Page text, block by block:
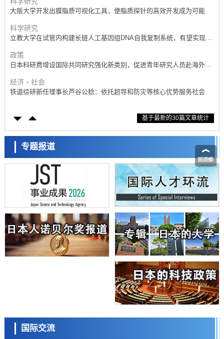
大阪大学开发出膜脂质可视化工具，使脂质探针的高效开发成为可能
科学研究
立教大学在试管内构建长链人工基因组DNA自我复制系统，有望实现携
政策
日本科研费增设国际共同研究强化新类别，促进青年研究人员赴海外开
经济・社会
铁道综研新任理事长芦谷公稔：依托超导和防灾等核心优势服务社会
东京大学通过叶绿体基因组编辑技术强化碳固定酶，成功提高光合作用
科学研究
藤田医科大学等成功鉴定出非结核分枝杆菌生存的必需基因，首次揭示
该基因的必要性因菌株而异
经济・社会
【AI法下篇】如何应对AI的不可控性——中央大学平野晋教授专访
科学研究
日本学术会议：为保持土壤健康应采取哪些措施？探讨土壤保护与强化
的具体对策
科学研究
大阪大学开发基于水氢键网络的温度预测新方法，AI从分子排列信息中
高精度解读
经济・社会
【AI法上篇】如何对“将人生交给AI”保持危机感——中央大学平野晋教
庆应义塾大学阐明脑内“游击手”小胶质细胞包裹保护受损神经细胞的机
制，有望用于开发阿尔茨海默病等疾病疗法
劣化抑制机制，为提升轮胎安全性与耐久性的材料设计开辟道路
科学研究
近畿大学等发现植物染料“日本茜”的红色成分可抑制老化与炎症，有望
基于最新的30篇文章统计
专题报道
国际交流
流员